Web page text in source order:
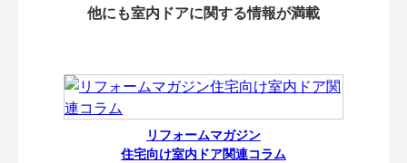
他にも室内ドアに関する情報が満載
リフォームマガジン
住宅向け室内ドア関連コラム